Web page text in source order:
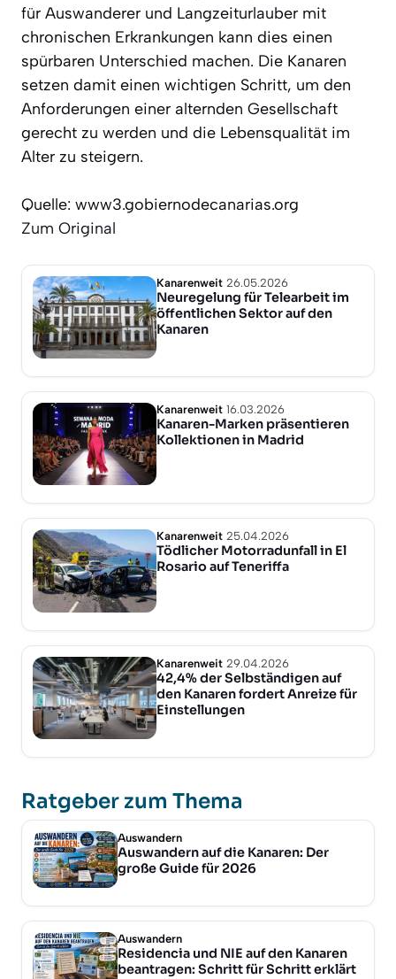
für Auswanderer und Langzeiturlauber mit
chronischen Erkrankungen kann dies einen
spürbaren Unterschied machen. Die Kanaren
setzen damit einen wichtigen Schritt, um den
Anforderungen einer alternden Gesellschaft
gerecht zu werden und die Lebensqualität im
Alter zu steigern.
Quelle: www3.gobiernodecanarias.org
Zum Original
Kanarenweit 26.05.2026
Neuregelung für Telearbeit im
öffentlichen Sektor auf den
Kanaren
Kanarenweit 16.03.2026
Kanaren-Marken präsentieren
Kollektionen in Madrid
Kanarenweit 25.04.2026
Tödlicher Motorradunfall in El
Rosario auf Teneriffa
Kanarenweit 29.04.2026
42,4% der Selbständigen auf
den Kanaren fordert Anreize für
Einstellungen
Ratgeber zum Thema
Auswandern
Auswandern auf die Kanaren: Der
große Guide für 2026
Auswandern
Residencia und NIE auf den Kanaren
beantragen: Schritt für Schritt erklärt